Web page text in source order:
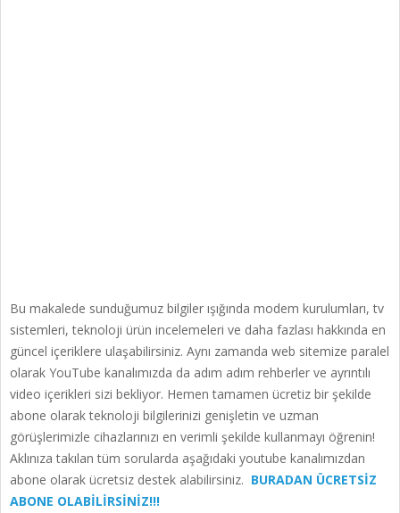
Bu makalede sunduğumuz bilgiler ışığında modem kurulumları, tv
sistemleri, teknoloji ürün incelemeleri ve daha fazlası hakkında en
güncel içeriklere ulaşabilirsiniz. Aynı zamanda web sitemize paralel
olarak YouTube kanalımızda da adım adım rehberler ve ayrıntılı
video içerikleri sizi bekliyor. Hemen tamamen ücretiz bir şekilde
abone olarak teknoloji bilgilerinizi genişletin ve uzman
görüşlerimizle cihazlarınızı en verimli şekilde kullanmayı öğrenin!
Aklınıza takılan tüm sorularda aşağıdaki youtube kanalımızdan
abone olarak ücretsiz destek alabilirsiniz. BURADAN ÜCRETSİZ
ABONE OLABİLİRSİNİZ!!!